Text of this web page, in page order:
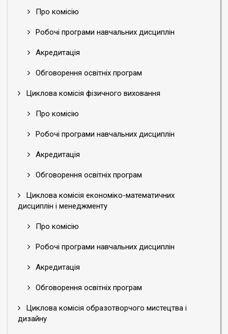
Про комісію
Робочі програми навчальних дисциплін
Акредитація
Обговорення освітніх програм
Циклова комісія фізичного виховання
Про комісію
Робочі програми навчальних дисциплін
Акредитація
Обговорення освітніх програм
Циклова комісія економіко-математичних
дисциплін і менеджменту
Про комісію
Робочі програми навчальних дисциплін
Акредитація
Обговорення освітніх програм
Циклова комісія образотворчого мистецтва і
дизайну